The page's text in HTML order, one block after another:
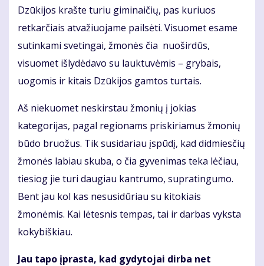
Dzūkijos krašte turiu giminaičių, pas kuriuos
retkarčiais atvažiuojame pailsėti. Visuomet esame
sutinkami svetingai, žmonės čia nuoširdūs,
visuomet išlydėdavo su lauktuvėmis – grybais,
uogomis ir kitais Dzūkijos gamtos turtais.
Aš niekuomet neskirstau žmonių į jokias
kategorijas, pagal regionams priskiriamus žmonių
būdo bruožus. Tik susidariau įspūdį, kad didmiesčių
žmonės labiau skuba, o čia gyvenimas teka lėčiau,
tiesiog jie turi daugiau kantrumo, supratingumo.
Bent jau kol kas nesusidūriau su kitokiais
žmonėmis. Kai lėtesnis tempas, tai ir darbas vyksta
kokybiškiau.
Jau tapo įprasta, kad gydytojai dirba net